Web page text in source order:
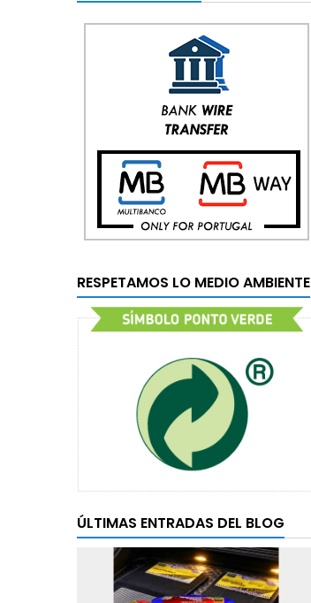
RESPETAMOS LO MEDIO AMBIENTE
ÚLTIMAS ENTRADAS DEL BLOG